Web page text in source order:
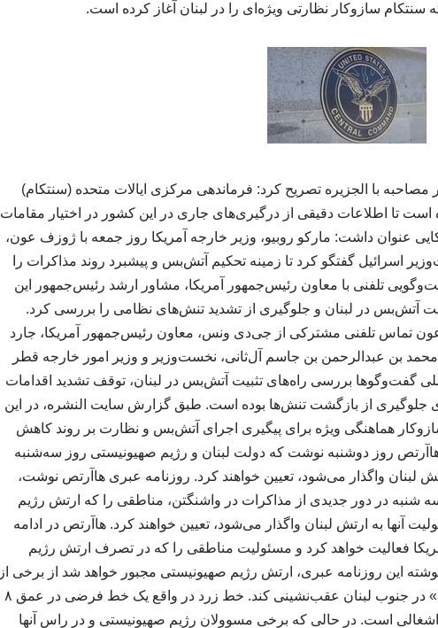
سنتکام سازوکار نظارتی ویژه‌ای را در لبنان آغاز کرده است.
مصاحبه با الجزیره تصریح کرد: فرماندهی مرکزی ایالات متحده (سنتکام)
است تا اطلاعات دقیقی از درگیری‌های جاری در این کشور در اختیار مقامات
عنوان داشت: مارکو روبیو، وزیر خارجه آمریکا روز جمعه با ژوزف عون،
اسرائیل گفتگو کرد تا زمینه تحکیم آتش‌بس و پیشبرد روند مذاکرات را
تلفنی با معاون رئیس‌جمهور آمریکا، مشاور ارشد رئیس‌جمهور این
آتش‌بس در لبنان و جلوگیری از تشدید تنش‌های نظامی را بررسی کرد.
تماس تلفنی مشترکی از جی‌دی ونس، معاون رئیس‌جمهور آمریکا، جارد
بن عبدالرحمن بن جاسم آل‌ثانی، نخست‌وزیر و وزیر امور خارجه قطر
گفت‌وگوها بررسی راه‌های تثبیت آتش‌بس در لبنان، توقف تشدید اقدامات
جلوگیری از بازگشت تنش‌ها بوده است. طبق گزارش سایت النشره، در این
هماهنگی ویژه برای پیگیری اجرای آتش‌بس و نظارت بر روند کاهش
روز دوشنبه نوشت که دولت لبنان و رژیم صهیونیستی روز سه‌شنبه
لبنان واگذار می‌شود، تعیین خواهند کرد. روزنامه عبری هاآرتص نوشت،
شنبه در دور جدیدی از مذاکرات در واشنگتن، مناطقی را که ارتش رژیم
آنها به ارتش لبنان واگذار می‌شود، تعیین خواهند کرد. هاآرتص در ادامه
فعالیت خواهد کرد و مسئولیت مناطقی را که در تصرف ارتش رژیم
این روزنامه عبری، ارتش رژیم صهیونیستی مجبور خواهد شد از برخی از
مناطق واقع در محدوده موسوم به «خط زرد» در جنوب لبنان عقب‌نشینی کند. خط زرد در واقع یک خط فرضی در عمق ۸
اشغالی است. در حالی که برخی مسوولان رژیم صهیونیستی و در راس آنها